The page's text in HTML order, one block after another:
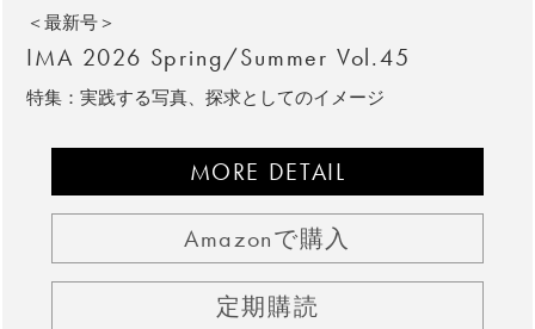
＜最新号＞
IMA 2026 Spring/Summer Vol.45
特集：実践する写真、探求としてのイメージ
MORE DETAIL
Amazonで購入
定期購読